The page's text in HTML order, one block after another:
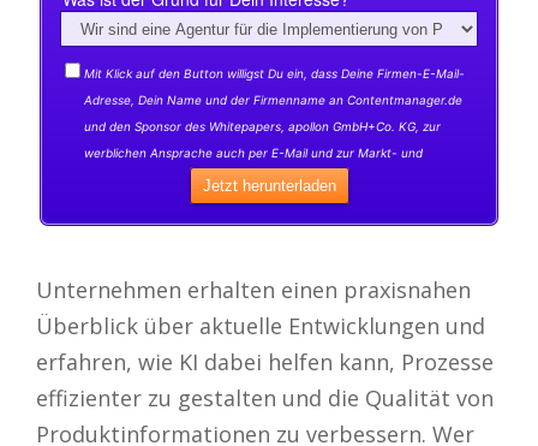
Unternehmen erhalten einen praxisnahen
Überblick über aktuelle Entwicklungen und
erfahren, wie KI dabei helfen kann, Prozesse
effizienter zu gestalten und die Qualität von
Produktinformationen zu verbessern. Wer